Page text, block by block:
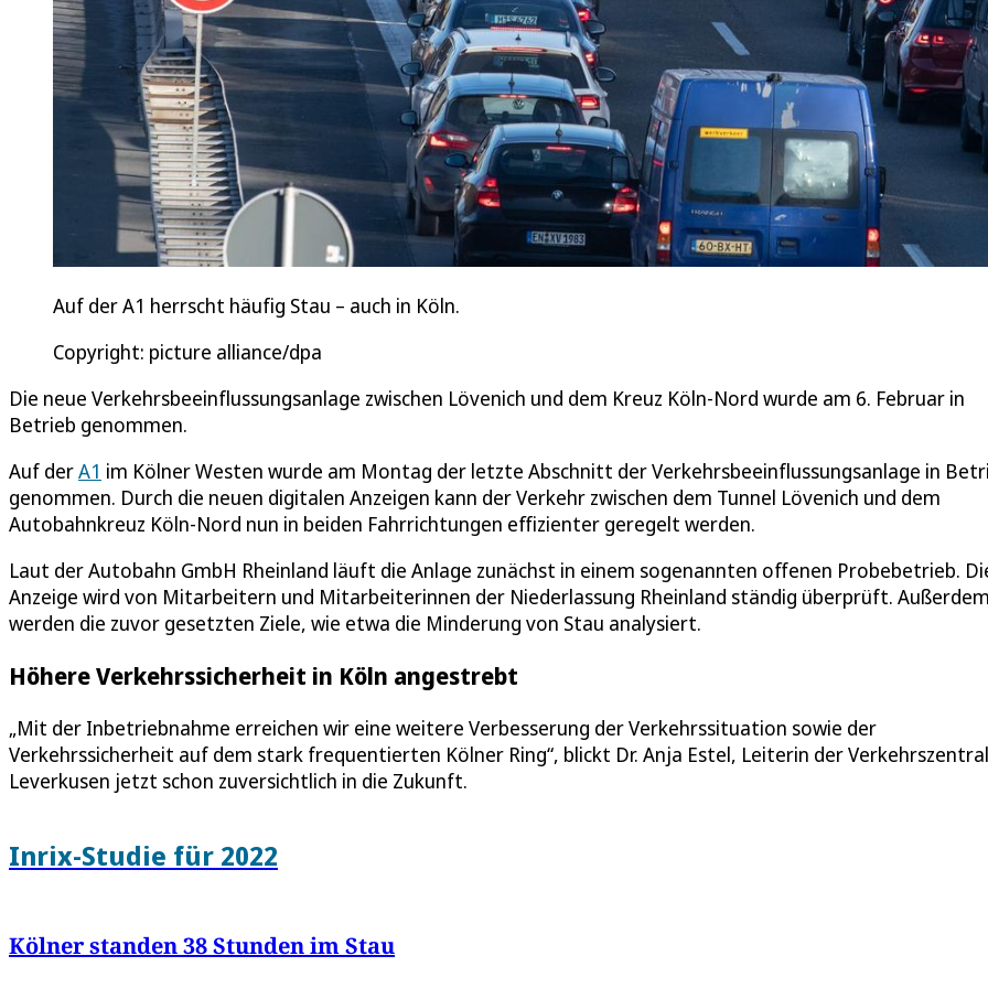
Auf der A1 herrscht häufig Stau – auch in Köln.
Copyright: picture alliance/dpa
Die neue Verkehrsbeeinflussungsanlage zwischen Lövenich und dem Kreuz Köln-Nord wurde am 6. Februar in
Betrieb genommen.
Auf derA1 im Kölner Westen wurde am Montag der letzte Abschnitt der Verkehrsbeeinflussungsanlage in
genommen. Durch die neuen digitalen Anzeigen kann der Verkehr zwischen dem Tunnel Lövenich und dem
Autobahnkreuz Köln-Nord nun in beiden Fahrrichtungen effizienter geregelt werden.
Laut der Autobahn GmbH Rheinland läuft die Anlage zunächst in einem sogenannten offenen Probebetrieb.
Anzeige wird von Mitarbeitern und Mitarbeiterinnen der Niederlassung Rheinland ständig überprüft.
werden die zuvor gesetzten Ziele, wie etwa die Minderung von Stau analysiert.
Höhere Verkehrssicherheit in Köln angestrebt
„Mit der Inbetriebnahme erreichen wir eine weitere Verbesserung der Verkehrssituation sowie der
Verkehrssicherheit auf dem stark frequentierten Kölner Ring“, blickt Dr. Anja Estel, Leiterin der
Leverkusen jetzt schon zuversichtlich in die Zukunft.
Inrix-Studie für 2022
Kölner standen 38 Stunden im Stau